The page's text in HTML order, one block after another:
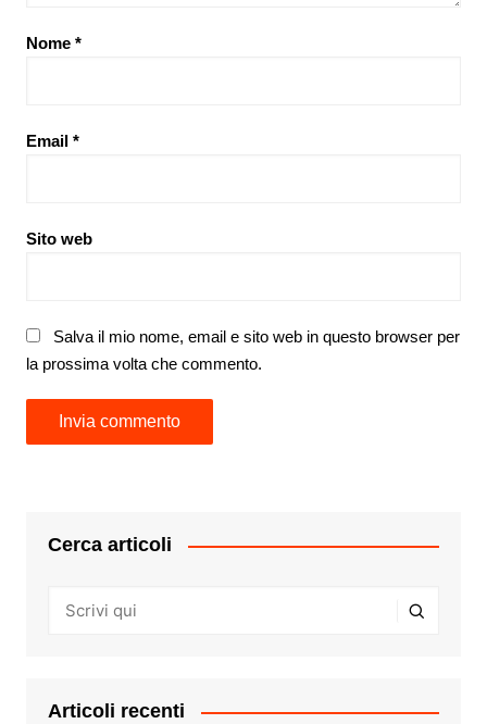
Nome *
Email *
Sito web
Salva il mio nome, email e sito web in questo browser per
la prossima volta che commento.
Cerca articoli
Articoli recenti